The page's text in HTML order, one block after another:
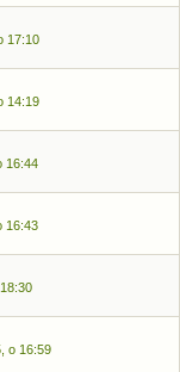
17:10
14:19
16:44
16:43
o 16:59